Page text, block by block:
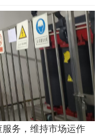
务，维持市场运作